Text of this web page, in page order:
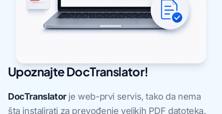
Upoznajte DocTranslator!
DocTranslatorje web-prvi servis, tako da nema
šta instalirati za prevođenje velikih PDF datoteka.